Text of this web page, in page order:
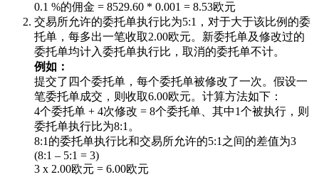
0.1 %的佣金 = 8529.60 * 0.001 = 8.53欧元
交易所允许的委托单执行比为5:1，对于大于该比例的委
托单，每多出一笔收取2.00欧元。新委托单及修改过的
委托单均计入委托单执行比，取消的委托单不计。
例如：
提交了四个委托单，每个委托单被修改了一次。假设一
笔委托单成交，则收取6.00欧元。计算方法如下：
4个委托单 + 4次修改 = 8个委托单、其中1个被执行，则
委托单执行比为8:1。
8:1的委托单执行比和交易所允许的5:1之间的差值为3
(8:1 – 5:1 = 3)
3 x 2.00欧元 = 6.00欧元